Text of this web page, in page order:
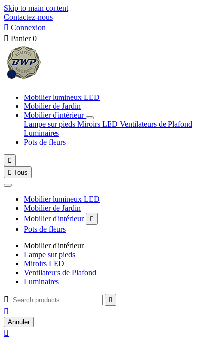
Skip to main content
Contactez-nous
 Connexion
 Panier 0
Mobilier lumineux LED
Mobilier de Jardin
Mobilier d'intérieur
Lampe sur pieds Miroirs LED Ventilateurs de Plafond
Luminaires
Pots de fleurs

 Tous
Mobilier lumineux LED
Mobilier de Jardin
Mobilier d'intérieur

Pots de fleurs
Mobilier d'intérieur
Lampe sur pieds
Miroirs LED
Ventilateurs de Plafond
Luminaires
 

Annuler
